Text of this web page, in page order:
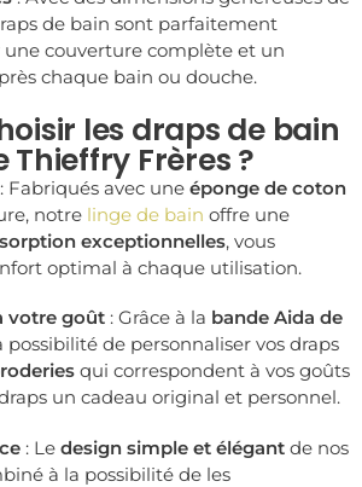
de bain sont parfaitement
couverture complète et un
chaque bain ou douche.
les draps de bain
Thieffry Frères ?
: Fabriqués avec une éponge de coton
notre linge de bain offre une
exceptionnelles, vous
optimal à chaque utilisation.
votre goût : Grâce à la bande Aida de
possibilité de personnaliser vos draps
qui correspondent à vos goûts
un cadeau original et personnel.
: Le design simple et élégant de nos
à la possibilité de les